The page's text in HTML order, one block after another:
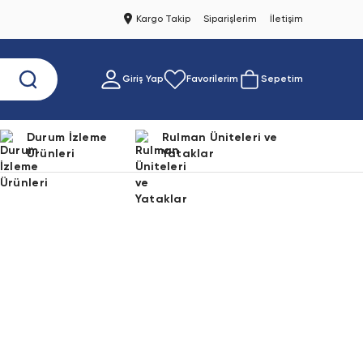
Kargo Takip Siparişlerim İletişim
Giriş Yap Favorilerim Sepetim
Durum İzleme
Ürünleri
Rulman Üniteleri ve
Yataklar